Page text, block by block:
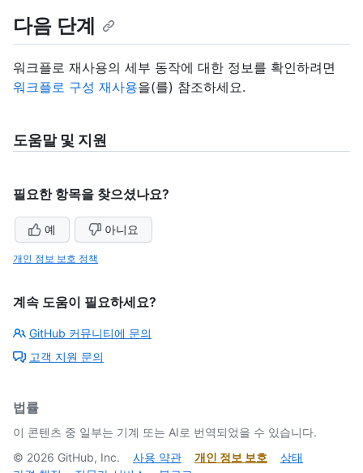
다음 단계
워크플로 재사용의 세부 동작에 대한 정보를 확인하려면
워크플로 구성 재사용을(를) 참조하세요.
도움말 및 지원
필요한 항목을 찾으셨나요?
예 아니요
개인 정보 보호 정책
계속 도움이 필요하세요?
GitHub 커뮤니티에 문의
고객 지원 문의
법률
이 콘텐츠 중 일부는 기계 또는 AI로 번역되었을 수 있습니다.
© 2026 GitHub, Inc. 사용 약관 개인 정보 보호
상태